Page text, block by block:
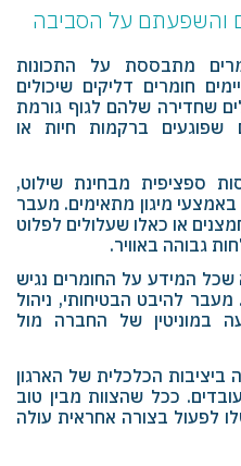
והשפעתם על הסביבה
מתבססת על התכונות
חומרים דליקים שיכולים
שחדירה שלהם לגוף גורמת
שפוגעים ברקמות חיות או
ספציפית מבחינת שילוט,
מיגון מתאימים. מעבר
או כאלו שעלולים לפלוט
גבוהה באוויר.
שכל המידע על החומרים נגיש
להיבט הבטיחותי, ניהול
במוניטין של החברה מול
הכלכלית של הארגון
ככל שהצוות מבין טוב
לפעול בצורה אחראית עולה